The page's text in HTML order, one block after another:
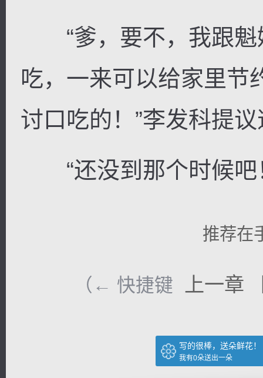
“爹，要不，我跟魁
吃，一来可以给家里节
讨口吃的！”李发科提
“还没到那个时候吧
推荐在
（← 快捷键 上一章
写的很棒，送朵鲜花！
我有0朵送出一朵